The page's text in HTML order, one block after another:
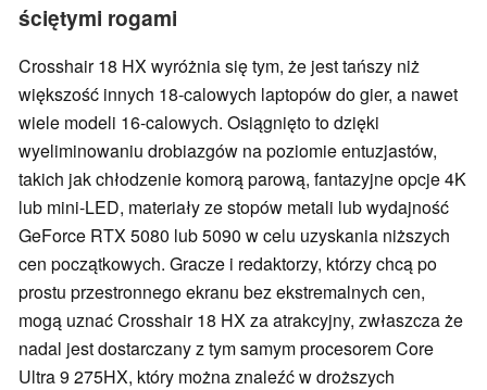
ściętymi rogami
Crosshair 18 HX wyróżnia się tym, że jest tańszy niż
większość innych 18-calowych laptopów do gier, a nawet
wiele modeli 16-calowych. Osiągnięto to dzięki
wyeliminowaniu drobiazgów na poziomie entuzjastów,
takich jak chłodzenie komorą parową, fantazyjne opcje 4K
lub mini-LED, materiały ze stopów metali lub wydajność
GeForce RTX 5080 lub 5090 w celu uzyskania niższych
cen początkowych. Gracze i redaktorzy, którzy chcą po
prostu przestronnego ekranu bez ekstremalnych cen,
mogą uznać Crosshair 18 HX za atrakcyjny, zwłaszcza że
nadal jest dostarczany z tym samym procesorem Core
Ultra 9 275HX, który można znaleźć w droższych